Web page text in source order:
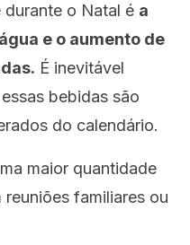
o Natal é a
e o aumento de
É inevitável
bebidas são
do calendário.
maior quantidade
familiares ou